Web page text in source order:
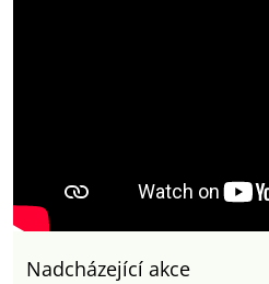
Nadcházející akce